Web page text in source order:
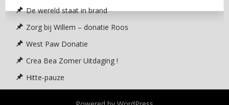
De wereld staat in brand
Zorg bij Willem – donatie Roos
West Paw Donatie
Crea Bea Zomer Uitdaging !
Hitte-pauze